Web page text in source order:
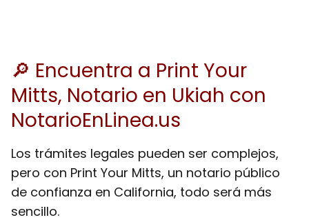
🔎 Encuentra a Print Your
Mitts, Notario en Ukiah con
NotarioEnLinea.us
Los trámites legales pueden ser complejos,
pero con Print Your Mitts, un notario público
de confianza en California, todo será más
sencillo.